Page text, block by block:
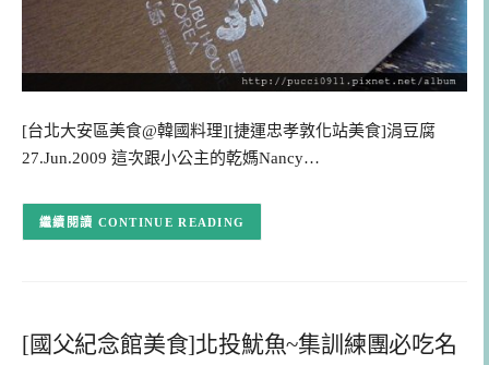
[台北大安區美食@韓國料理][捷運忠孝敦化站美食]涓豆腐
27.Jun.2009 這次跟小公主的乾媽Nancy…
CONTINUE READING
[國父紀念館美食]北投魷魚~集訓練團必吃名